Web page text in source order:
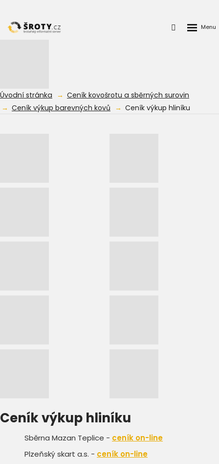
Přihlášení
Úvodní stránka
Ceník kovošrotu a sběrných surovin
Ceník výkup barevných kovů
Ceník výkup hliníku
Ceník výkup hliníku
Sběrna Mazan Teplice - ceník on-line
Plzeňský skart a.s. - ceník on-line